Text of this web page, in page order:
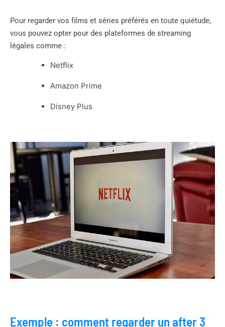
Pour regarder vos films et séries préférés en toute quiétude,
vous pouvez opter pour des plateformes de streaming
légales comme :
Netflix
Amazon Prime
Disney Plus
Exemple : comment regarder un after 3